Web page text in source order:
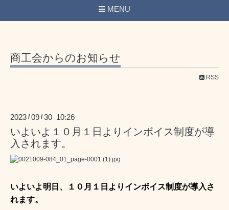
MENU
商工会からのお知らせ
RSS
2023 /09 /30 10:26
いよいよ１０月１日よりインボイス制度が導
入されます。
いよいよ明日、１０月１日よりインボイス制度が導入さ
れます。